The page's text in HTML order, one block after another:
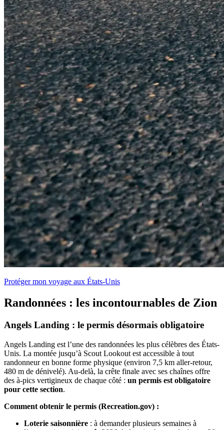
Protéger mon voyage aux États-Unis
Randonnées : les incontournables de Zion
Angels Landing : le permis désormais obligatoire
Angels Landing est l’une des randonnées les plus célèbres des États-
Unis. La montée jusqu’à Scout Lookout est accessible à tout
randonneur en bonne forme physique (environ 7,5 km aller-retour,
480 m de dénivelé). Au-delà, la crête finale avec ses chaînes offre
des à-pics vertigineux de chaque côté : un permis est obligatoire
pour cette section.
Comment obtenir le permis (Recreation.gov) :
Loterie saisonnière : à demander plusieurs semaines à